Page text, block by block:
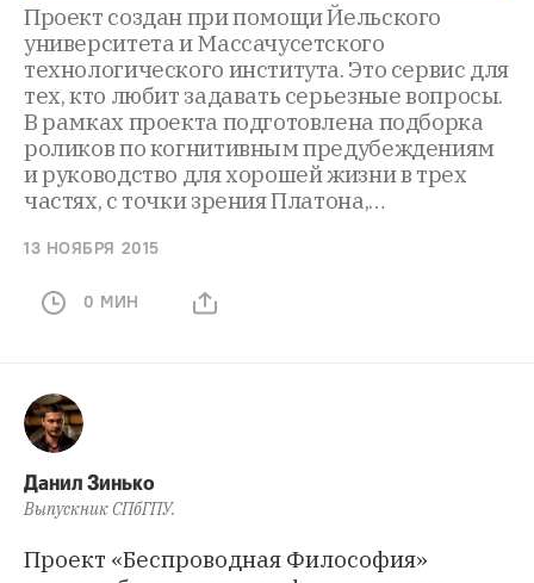
Проект создан при помощи Йельского
университета и Массачусетского
технологического института. Это сервис для
тех, кто любит задавать серьезные вопросы.
В рамках проекта подготовлена подборка
роликов по когнитивным предубеждениям
и руководство для хорошей жизни в трех
частях, с точки зрения Платона,…
13 НОЯБРЯ 2015
0 МИН
Данил Зинько
Выпускник СПбГПУ.
Проект «Беспроводная Философия»